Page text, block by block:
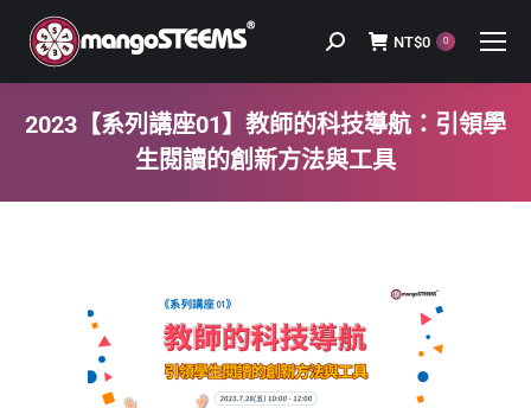
Search: NT$0 0
2023【系列講座01】教師的科技導航：引領學
生閱讀的創新方法與工具